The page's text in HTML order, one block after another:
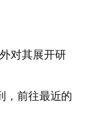
对其展开研
，前往最近的